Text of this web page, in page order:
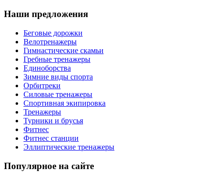
Наши предложения
Беговые дорожки
Велотренажеры
Гимнастические скамьи
Гребные тренажеры
Единоборства
Зимние виды спорта
Орбитреки
Силовые тренажеры
Спортивная экипировка
Тренажеры
Турники и брусья
Фитнес
Фитнес станции
Эллиптические тренажеры
Популярное на сайте